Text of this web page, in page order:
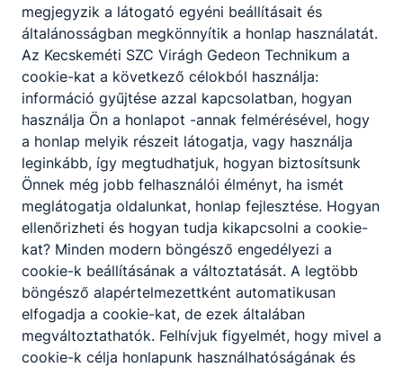
megjegyzik a látogató egyéni beállításait és
általánosságban megkönnyítik a honlap használatát.
Az Kecskeméti SZC Virágh Gedeon Technikum a
cookie-kat a következő célokból használja:
információ gyűjtése azzal kapcsolatban, hogyan
használja Ön a honlapot -annak felmérésével, hogy
a honlap melyik részeit látogatja, vagy használja
leginkább, így megtudhatjuk, hogyan biztosítsunk
Önnek még jobb felhasználói élményt, ha ismét
meglátogatja oldalunkat, honlap fejlesztése. Hogyan
ellenőrizheti és hogyan tudja kikapcsolni a cookie-
kat? Minden modern böngésző engedélyezi a
cookie-k beállításának a változtatását. A legtöbb
böngésző alapértelmezettként automatikusan
elfogadja a cookie-kat, de ezek általában
megváltoztathatók. Felhívjuk figyelmét, hogy mivel a
cookie-k célja honlapunk használhatóságának és